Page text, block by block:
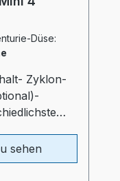
Düse:
Zyklon-
optimal
im
sehen